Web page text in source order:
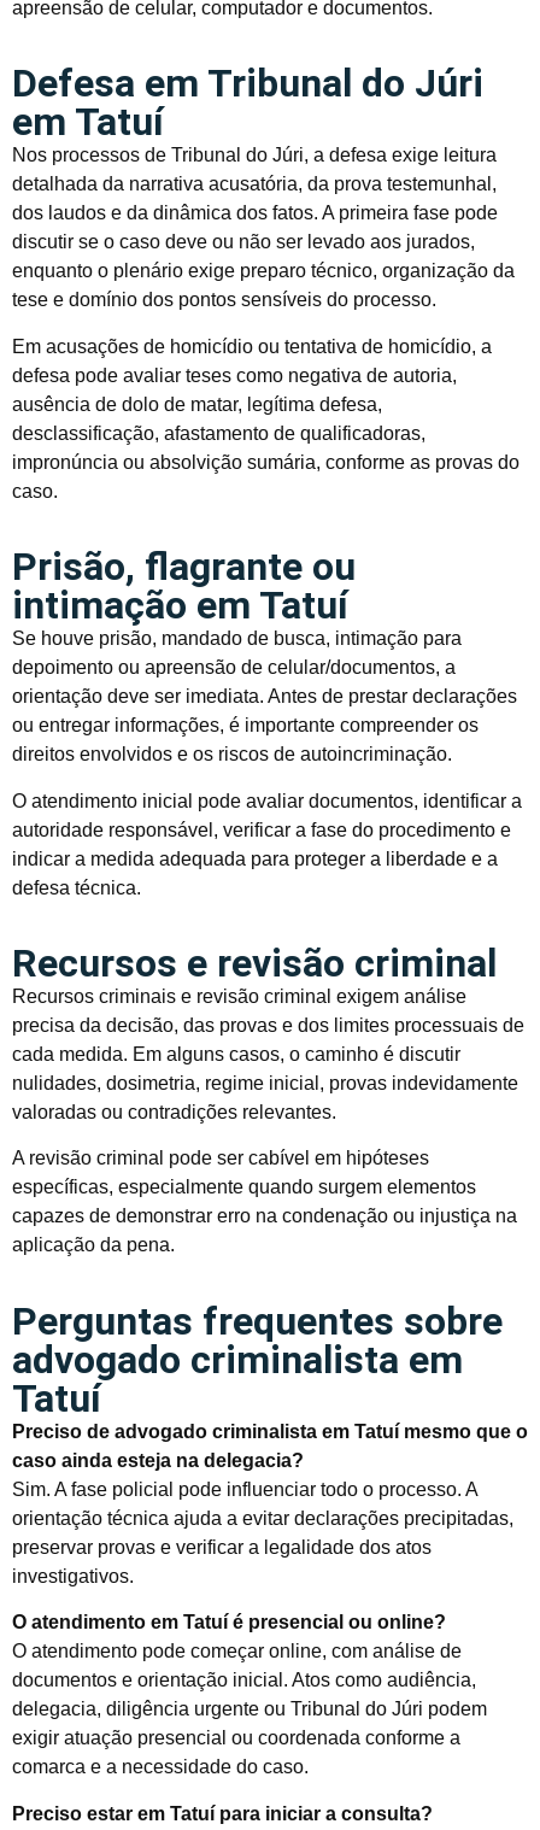
apreensão de celular, computador e documentos.
Defesa em Tribunal do Júri
em Tatuí
Nos processos de Tribunal do Júri, a defesa exige leitura
detalhada da narrativa acusatória, da prova testemunhal,
dos laudos e da dinâmica dos fatos. A primeira fase pode
discutir se o caso deve ou não ser levado aos jurados,
enquanto o plenário exige preparo técnico, organização da
tese e domínio dos pontos sensíveis do processo.
Em acusações de homicídio ou tentativa de homicídio, a
defesa pode avaliar teses como negativa de autoria,
ausência de dolo de matar, legítima defesa,
desclassificação, afastamento de qualificadoras,
impronúncia ou absolvição sumária, conforme as provas do
caso.
Prisão, flagrante ou
intimação em Tatuí
Se houve prisão, mandado de busca, intimação para
depoimento ou apreensão de celular/documentos, a
orientação deve ser imediata. Antes de prestar declarações
ou entregar informações, é importante compreender os
direitos envolvidos e os riscos de autoincriminação.
O atendimento inicial pode avaliar documentos, identificar a
autoridade responsável, verificar a fase do procedimento e
indicar a medida adequada para proteger a liberdade e a
defesa técnica.
Recursos e revisão criminal
Recursos criminais e revisão criminal exigem análise
precisa da decisão, das provas e dos limites processuais de
cada medida. Em alguns casos, o caminho é discutir
nulidades, dosimetria, regime inicial, provas indevidamente
valoradas ou contradições relevantes.
A revisão criminal pode ser cabível em hipóteses
específicas, especialmente quando surgem elementos
capazes de demonstrar erro na condenação ou injustiça na
aplicação da pena.
Perguntas frequentes sobre
advogado criminalista em
Tatuí
Preciso de advogado criminalista em Tatuí mesmo que o
caso ainda esteja na delegacia?
Sim. A fase policial pode influenciar todo o processo. A
orientação técnica ajuda a evitar declarações precipitadas,
preservar provas e verificar a legalidade dos atos
investigativos.
O atendimento em Tatuí é presencial ou online?
O atendimento pode começar online, com análise de
documentos e orientação inicial. Atos como audiência,
delegacia, diligência urgente ou Tribunal do Júri podem
exigir atuação presencial ou coordenada conforme a
comarca e a necessidade do caso.
Preciso estar em Tatuí para iniciar a consulta?